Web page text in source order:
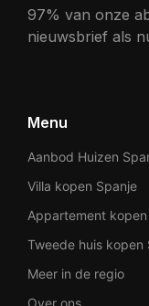
97% van onze
nieuwsbrief als
Menu
Aanbod Huizen
Villa kopen Spanje
Appartement
Tweede huis kopen
Meer in de regio
Over ons